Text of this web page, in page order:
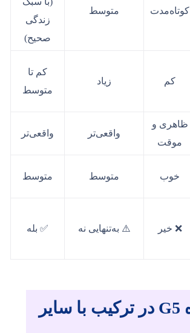
کوتاه‌مدت متوسط
زندگی
صحیح)
کم زیاد
کم تا
متوسط
ظاهری و
موقت
واقعی‌تر واقعی‌تر
خوب متوسط متوسط
❌ خیر ⚠️ به‌تنهایی نه ✅ بله
دستگاه G5 در ترکیب با سایر